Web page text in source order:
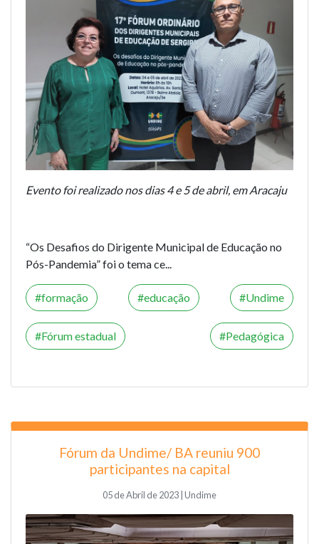
Evento foi realizado nos dias 4 e 5 de abril, em Aracaju
“Os Desafios do Dirigente Municipal de Educação no
Pós-Pandemia” foi o tema ce...
formação educação Undime
Fórum estadual Pedagógica
Fórum da Undime/ BA reuniu 900
participantes na capital
05 de Abril de 2023 | Undime